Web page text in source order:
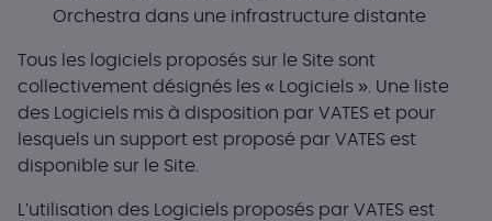
Orchestra dans une infrastructure distante
Tous les logiciels proposés sur le Site sont
collectivement désignés les « Logiciels ». Une liste
des Logiciels mis à disposition par VATES et pour
lesquels un support est proposé par VATES est
disponible sur le Site.
L’utilisation des Logiciels proposés par VATES est